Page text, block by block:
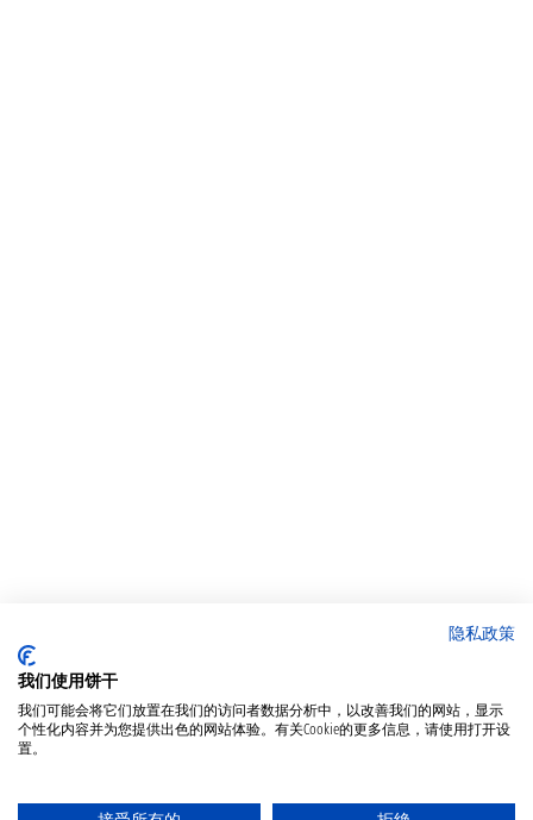
隐私政策
我们使用饼干
我们可能会将它们放置在我们的访问者数据分析中，以改善我们的网站，显示
个性化内容并为您提供出色的网站体验。有关Cookie的更多信息，请使用打开设
置。